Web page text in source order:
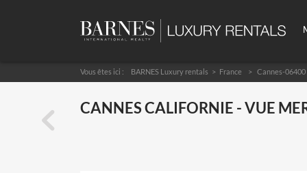
Vous êtes ici : BARNES Luxury rentals France Cannes-06400
CANNES CALIFORNIE - VUE